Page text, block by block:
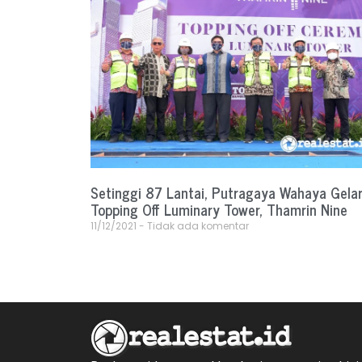
Setinggi 87 Lantai, Putragaya Wahaya Gelar
Topping Off Luminary Tower, Thamrin Nine
11/12/2021 Tidak ada komentar